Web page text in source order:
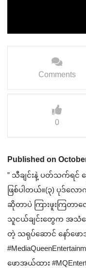
Comments
0
Published on
” သီချင်းနဲ့ ပတ်သက်ရင်
ဖြစ်ပါတယ်။(၃) ပုဒ်လော
ဆိုတာပဲ ကြားဖူးကြတာလ
သူငယ်ချင်းတွေက အသံက
တဲ့ သရုပ်ဆောင် နော်ဖေ
ဖောအယ်ထား